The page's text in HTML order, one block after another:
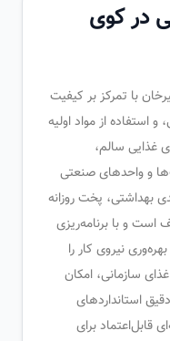
کوی
بر کیفیت
از مواد اولیه
صنعتی
پخت روزانه
برنامه‌ریزی
کار را
امکان
برای